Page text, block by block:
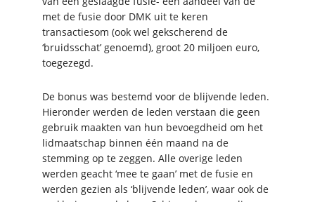
met de fusie door DMK uit te keren
transactiesom (ook wel gekscherend de
‘bruidsschat’ genoemd), groot 20 miljoen euro,
toegezegd.
De bonus was bestemd voor de blijvende leden.
Hieronder werden de leden verstaan die geen
gebruik maakten van hun bevoegdheid om het
lidmaatschap binnen één maand na de
stemming op te zeggen. Alle overige leden
werden geacht ‘mee te gaan’ met de fusie en
werden gezien als ‘blijvende leden’, waar ook de